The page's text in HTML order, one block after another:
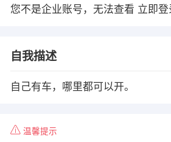
您不是企业账号，无法查看 立即登
自我描述
自己有车，哪里都可以开。
温馨提示